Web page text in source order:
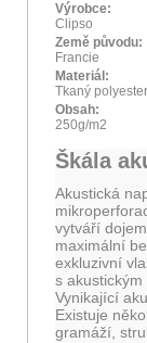
Výrobce:
Clipso
Země původu:
Francie
Materiál:
Tkaný polyester
Obsah:
250g/m2
Škála
Akustická
vytváří
maximální
exkluzivní
s
Vynikající
Existuje
gramáží,